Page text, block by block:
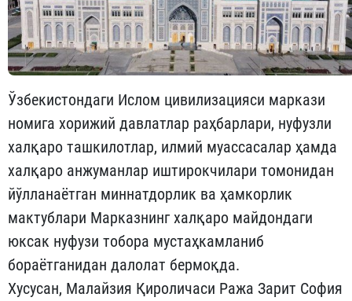
Ўзбекистондаги Ислом цивилизацияси маркази
номига хорижий давлатлар раҳбарлари, нуфузли
халқаро ташкилотлар, илмий муассасалар ҳамда
халқаро анжуманлар иштирокчилари томонидан
йўлланаётган миннатдорлик ва ҳамкорлик
мактублари Марказнинг халқаро майдондаги
юксак нуфузи тобора мустаҳкамланиб
бораётганидан далолат бермоқда.
Хусусан, Малайзия Қироличаси Ража Зарит София